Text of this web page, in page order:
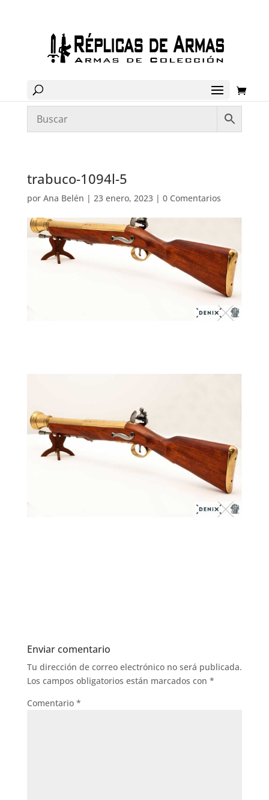
trabuco-1094l-5
por Ana Belén | 23 enero, 2023| 0 Comentarios
Enviar comentario
Tu dirección de correo electrónico no será publicada.
Los campos obligatorios están marcados con *
Comentario *